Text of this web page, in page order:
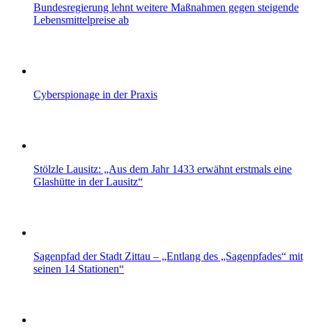
Bundesregierung lehnt weitere Maßnahmen gegen steigende
Lebensmittelpreise ab
Cyberspionage in der Praxis
Stölzle Lausitz: „Aus dem Jahr 1433 erwähnt erstmals eine
Glashütte in der Lausitz“
Sagenpfad der Stadt Zittau – „Entlang des „Sagenpfades“ mit
seinen 14 Stationen“